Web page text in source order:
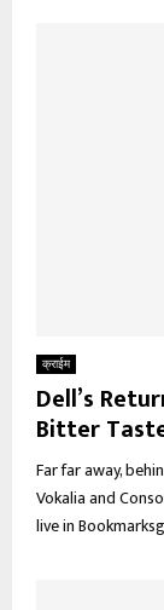
क्राईम
Dell’s
Bitter
Far far away,
Vokalia and
live in